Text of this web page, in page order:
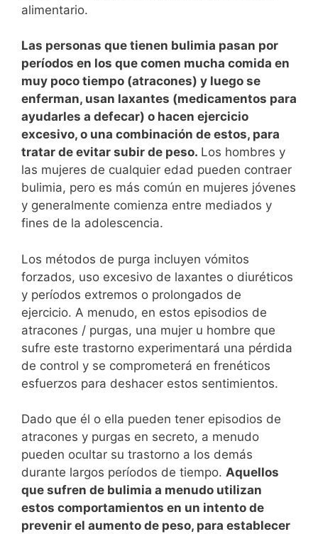
alimentario.
Las personas que tienen bulimia pasan por
períodos en los que comen mucha comida en
muy poco tiempo (atracones) y luego se
enferman, usan laxantes (medicamentos para
ayudarles a defecar) o hacen ejercicio
excesivo, o una combinación de estos, para
tratar de evitar subir de peso. Los hombres y
las mujeres de cualquier edad pueden contraer
bulimia, pero es más común en mujeres jóvenes
y generalmente comienza entre mediados y
fines de la adolescencia.
Los métodos de purga incluyen vómitos
forzados, uso excesivo de laxantes o diuréticos
y períodos extremos o prolongados de
ejercicio. A menudo, en estos episodios de
atracones / purgas, una mujer u hombre que
sufre este trastorno experimentará una pérdida
de control y se comprometerá en frenéticos
esfuerzos para deshacer estos sentimientos.
Dado que él o ella pueden tener episodios de
atracones y purgas en secreto, a menudo
pueden ocultar su trastorno a los demás
durante largos períodos de tiempo. Aquellos
que sufren de bulimia a menudo utilizan
estos comportamientos en un intento de
prevenir el aumento de peso, para establecer